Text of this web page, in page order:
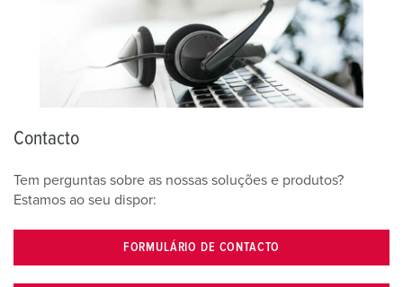
Contacto
Tem perguntas sobre as nossas soluções e produtos?
Estamos ao seu dispor:
FORMULÁRIO DE CONTACTO